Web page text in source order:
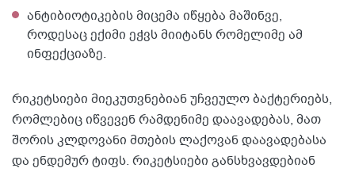
ანტიბიოტიკების მიცემა იწყება მაშინვე,
როდესაც ექიმი ეჭვს მიიტანს რომელიმე ამ
ინფექციაზე.
რიკეტსიები მიეკუთვნებიან უჩვეულო ბაქტერიებს,
რომლებიც იწვევენ რამდენიმე დაავადებას, მათ
შორის კლდოვანი მთების ლაქოვან დაავადებასა
და ენდემურ ტიფს. რიკეტსიები განსხვავდებიან